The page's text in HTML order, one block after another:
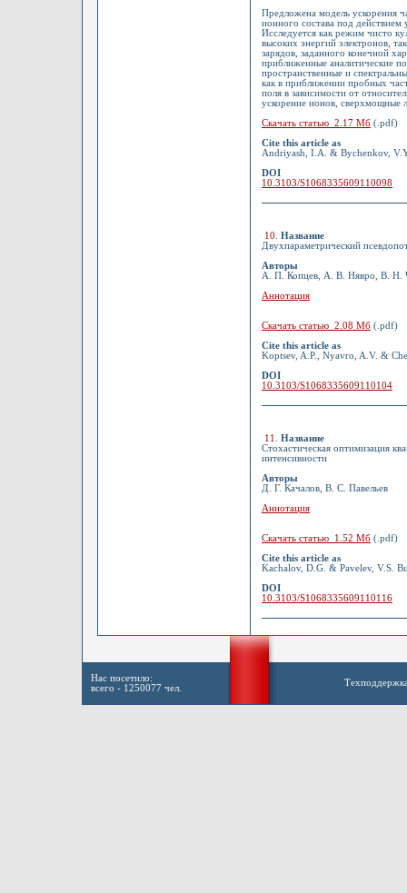
Предложена модель ускорения
ионного состава под действием
Исследуется как режим чисто
высоких энергий электронов,
зарядов, заданного конечной
приближенные аналитические
пространственные и
как в приближении пробных
поля в зависимости от
ускорение ионов, сверхмощные
Скачать статью 2.17 Мб (.pdf)
Cite this article as
Andriyash, I.A. & Bychenkov,
DOI
10.3103/S1068335609110098
10
Название
Двухпараметрический
Авторы
А. П. Копцев, А. В. Нявро, В. Н.
Аннотация
Скачать статью 2.08 Мб (.pdf)
Cite this article as
Koptsev, A.P., Nyavro, A.V. &
DOI
10.3103/S1068335609110104
11
Название
Стохастическая оптимизация
интенсивности
Авторы
Д. Г. Качалов, В. С. Павельев
Аннотация
Скачать статью 1.52 Мб (.pdf)
Cite this article as
Kachalov, D.G. & Pavelev, V.S.
DOI
10.3103/S1068335609110116
Нас посетило:
всего - 1250077 чел.